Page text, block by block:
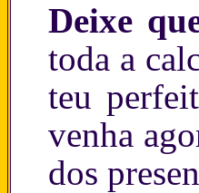
Deixe
toda a
teu
venha
dos